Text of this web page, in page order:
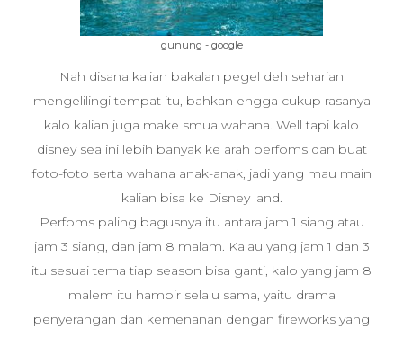
gunung - google
Nah disana kalian bakalan pegel deh seharian
mengelilingi tempat itu, bahkan engga cukup rasanya
kalo kalian juga make smua wahana. Well tapi kalo
disney sea ini lebih banyak ke arah perfoms dan buat
foto-foto serta wahana anak-anak, jadi yang mau main
kalian bisa ke Disney land.
Perfoms paling bagusnya itu antara jam 1 siang atau
jam 3 siang, dan jam 8 malam. Kalau yang jam 1 dan 3
itu sesuai tema tiap season bisa ganti, kalo yang jam 8
malem itu hampir selalu sama, yaitu drama
penyerangan dan kemenanan dengan fireworks yang